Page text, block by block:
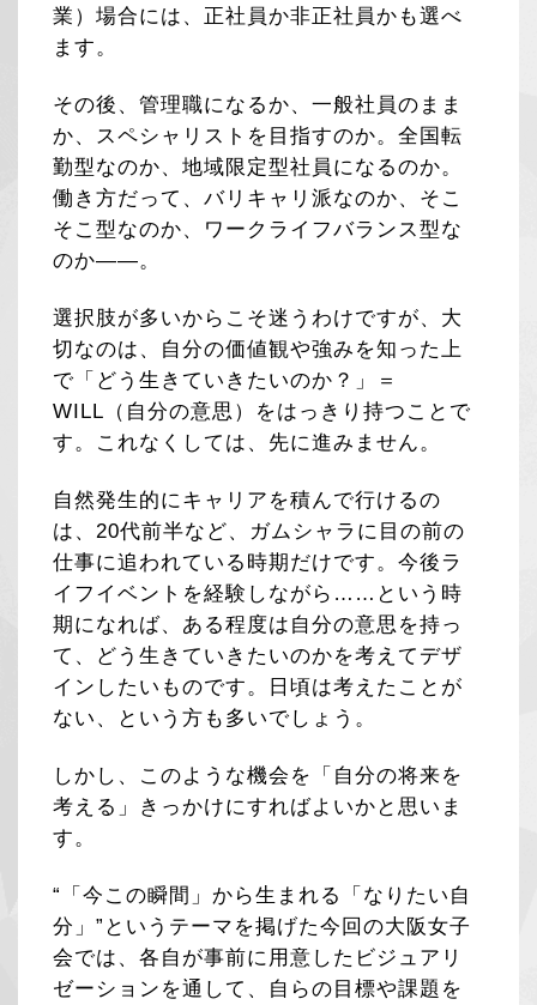
業）場合には、正社員か非正社員かも選べ
ます。
その後、管理職になるか、一般社員のまま
か、スペシャリストを目指すのか。全国転
勤型なのか、地域限定型社員になるのか。
働き方だって、バリキャリ派なのか、そこ
そこ型なのか、ワークライフバランス型な
のか――。
選択肢が多いからこそ迷うわけですが、大
切なのは、自分の価値観や強みを知った上
で「どう生きていきたいのか？」＝
WILL（自分の意思）をはっきり持つことで
す。これなくしては、先に進みません。
自然発生的にキャリアを積んで行けるの
は、20代前半など、ガムシャラに目の前の
仕事に追われている時期だけです。今後ラ
イフイベントを経験しながら……という時
期になれば、ある程度は自分の意思を持っ
て、どう生きていきたいのかを考えてデザ
インしたいものです。日頃は考えたことが
ない、という方も多いでしょう。
しかし、このような機会を「自分の将来を
考える」きっかけにすればよいかと思いま
す。
“「今この瞬間」から生まれる「なりたい自
分」”というテーマを掲げた今回の大阪女子
会では、各自が事前に用意したビジュアリ
ゼーションを通して、自らの目標や課題を